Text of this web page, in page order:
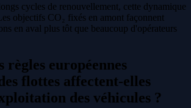
cycles de renouvellement, cette dynamique
objectifs CO₂ fixés en amont façonnent
en aval plus tôt que beaucoup d'opérateurs
règles européennes
flottes affectent-elles
des véhicules ?